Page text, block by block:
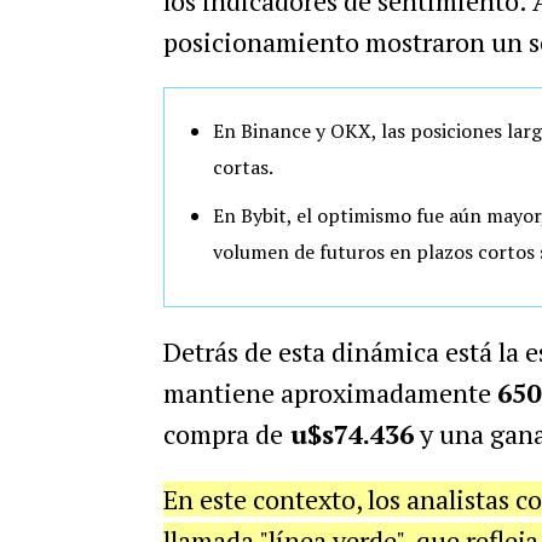
posicionamiento mostraron un
En Binance y OKX, las posiciones
cortas.
En Bybit, el optimismo fue aún
volumen de futuros en plazos
Detrás de esta dinámica está la
mantiene aproximadamente
compra de u$s74.436y una
En este contexto, los analistas